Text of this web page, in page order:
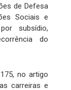
de Defesa
Sociais e
subsídio,
do
no artigo
carreiras e